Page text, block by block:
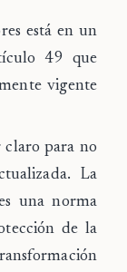
está en un
49 que
vigente
claro para no
La
una norma
de la